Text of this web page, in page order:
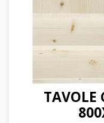
TAVOLE